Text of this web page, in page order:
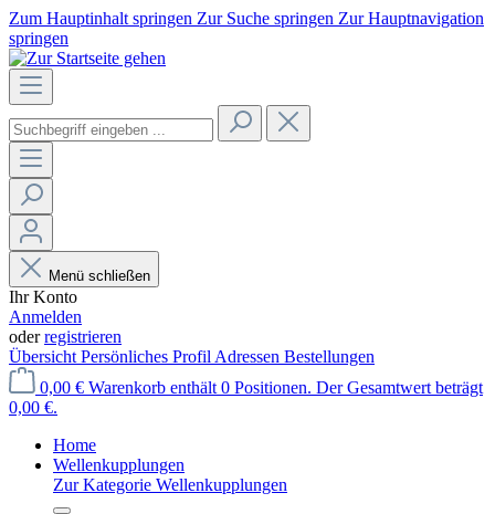
Zum Hauptinhalt springen Zur Suche springen Zur Hauptnavigation
springen
Menü schließen
Ihr Konto
Anmelden
oderregistrieren
Übersicht Persönliches Profil Adressen Bestellungen
0,00 € Warenkorb enthält 0 Positionen. Der Gesamtwert beträgt
0,00 €.
Home
Wellenkupplungen
Zur Kategorie Wellenkupplungen